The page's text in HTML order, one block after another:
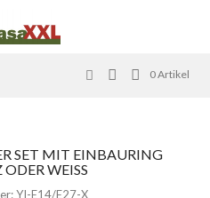
0Artikel
SET MIT EINBAURING
WEISS
YI-E14/E27-X